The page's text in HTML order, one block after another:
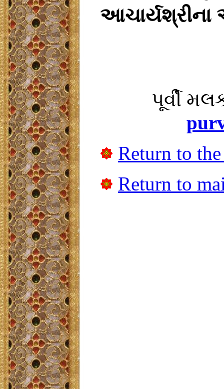
આચાર્યશ્રીના
પૂર્વી
Return to
Return to